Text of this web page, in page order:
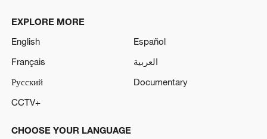
EXPLORE MORE
English
Español
Français
العربية
Русский
Documentary
CCTV+
CHOOSE YOUR LANGUAGE